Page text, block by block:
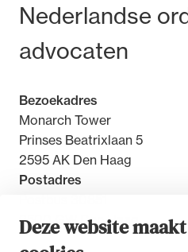
Deze website
Bezoek- en
Nederlandse
advocaten
Bezoekadres
Monarch Tower
Prinses Beatrixlaan 5
2595 AK Den Haag
Postadres
2500 GW Den Haag
beroepsuitoefening: van
geheimhoudernummers.